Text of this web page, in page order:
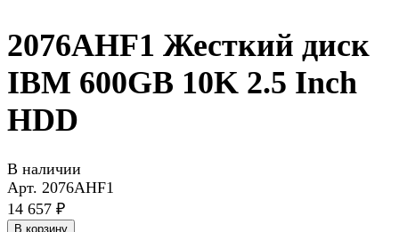
2076AHF1 Жесткий диск
IBM 600GB 10K 2.5 Inch
HDD
В наличии
Арт. 2076AHF1
14 657 ₽
В корзину